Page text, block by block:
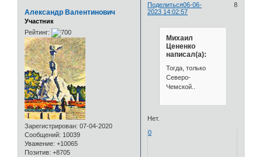
Поделиться 8
06-06-
2023 14:02:57
Александр Валентинович
Участник
Рейтинг:
Зарегистрирован: 07-04-2020
Сообщений: 10039
Уважение: +10065
Позитив: +8705
Михаил
Цененко
написал(а):
Тогда, только
Северо-
Чемской..
Нет.
0